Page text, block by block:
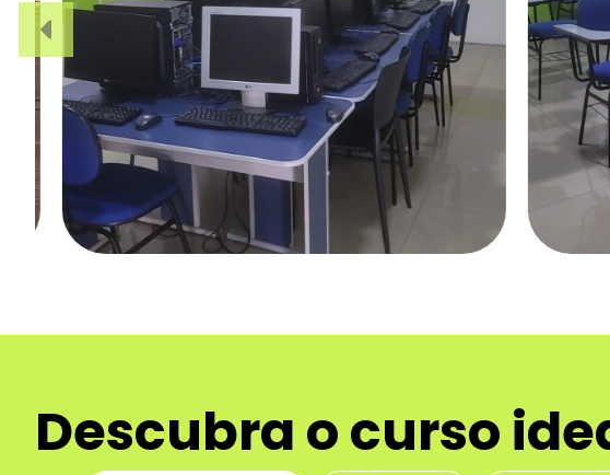
Descubra o curso